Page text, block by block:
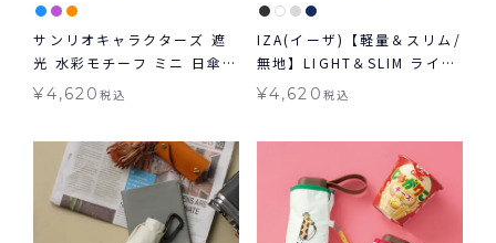
サンリオキャラクターズ 遮
光 水彩モチーフ ミニ 日傘
折りたたみ ギフト対象 晴雨
¥4,620税込
IZA(イーザ)【軽量＆スリム/
無地】LIGHT＆SLIM ライト
＆スリム 軽量 日傘 折りたた
¥4,620 税込